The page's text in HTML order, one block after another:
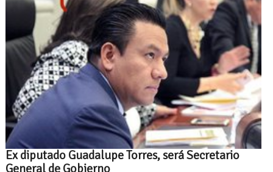
Ex diputado Guadalupe Torres, será Secretario
General de Gobierno